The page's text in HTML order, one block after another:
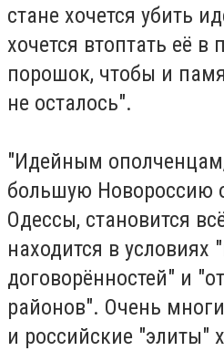
стане хочется убить
хочется втоптать её в
порошок, чтобы и
не осталось".
"Идейным
большую Новороссию
Одессы, становится
находится в условиях
договорённостей" и
районов". Очень
и российские "элиты"